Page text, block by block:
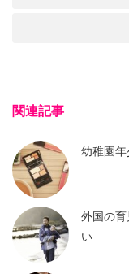
関連記事
幼稚園
外国の
い